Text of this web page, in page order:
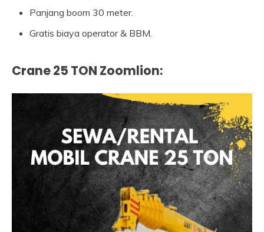
Panjang boom 30 meter.
Gratis biaya operator & BBM.
Crane 25 TON Zoomlion: